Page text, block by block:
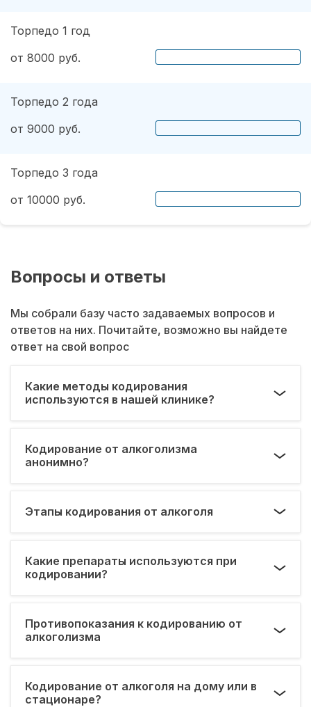
Торпедо 1 год
от 8000 руб.
Торпедо 2 года
от 9000 руб.
Торпедо 3 года
от 10000 руб.
Вопросы и ответы
Мы собрали базу часто задаваемых вопросов и
ответов на них. Почитайте, возможно вы найдете
ответ на свой вопрос
Какие методы кодирования
используются в нашей клинике?
Кодирование от алкоголизма
анонимно?
Этапы кодирования от алкоголя
Какие препараты используются при
кодировании?
Противопоказания к кодированию от
алкоголизма
Кодирование от алкоголя на дому или в
стационаре?